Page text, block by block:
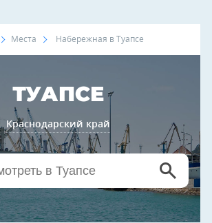
Места Набережная в Туапсе
ТУАПСЕ
Краснодарский край